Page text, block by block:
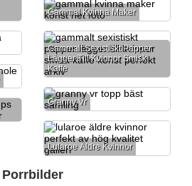
Gammal Kvinna Maker
Gammalt Sexistiskt Papper
Lägger Till Kvinnor Smisk
Kaffe
Granny Vr
Lularoe Äldre Kvinnor